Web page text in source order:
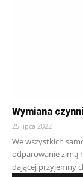
Wymiana
25 lipca 2022
We wszystkich
odparowanie zimą
dającej przyjemny